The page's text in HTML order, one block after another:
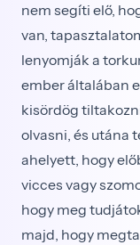
nem segíti elő,
van,
lenyomják a
ember általában
kisördög
olvasni, és utána
ahelyett, hogy
vicces vagy
hogy meg
majd, hogy